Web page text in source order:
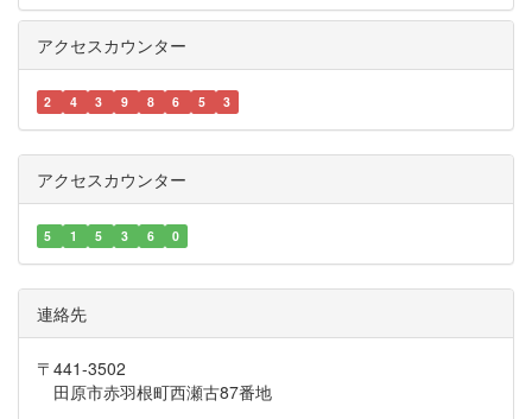
アクセスカウンター
2 4 3 9 8 6 5 3
アクセスカウンター
5 1 5 3 6 0
連絡先
〒441-3502
田原市赤羽根町西瀬古87番地